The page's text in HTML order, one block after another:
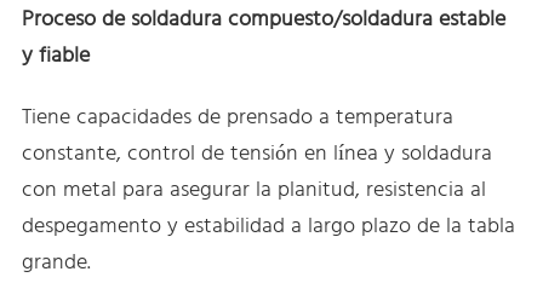
Proceso de soldadura compuesto/soldadura estable
y fiable
Tiene capacidades de prensado a temperatura
constante, control de tensión en línea y soldadura
con metal para asegurar la planitud, resistencia al
despegamento y estabilidad a largo plazo de la tabla
grande.